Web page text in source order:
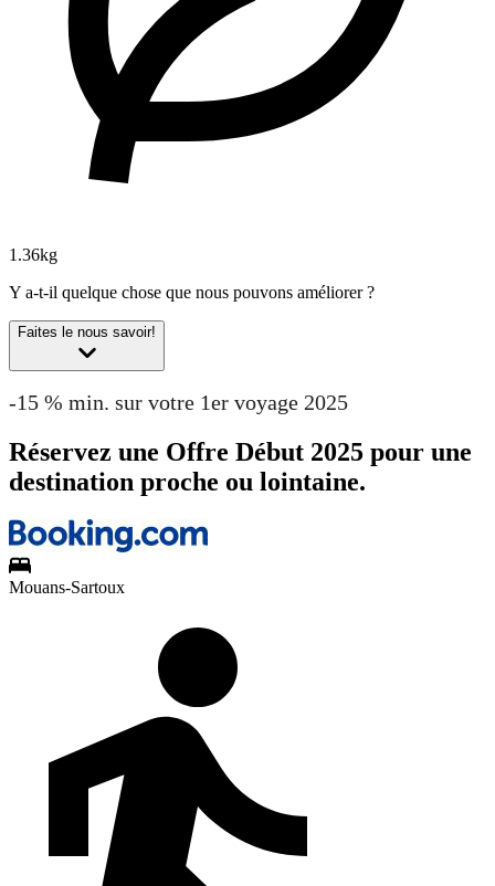
1.36kg
Y a-t-il quelque chose que nous pouvons améliorer ?
Faites le nous savoir!
-15 % min. sur votre 1er voyage 2025
Réservez une Offre Début 2025 pour une
destination proche ou lointaine.
Mouans-Sartoux